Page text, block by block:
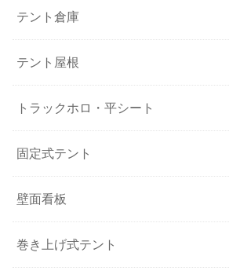
テント倉庫
テント屋根
トラックホロ・平シート
固定式テント
壁面看板
巻き上げ式テント